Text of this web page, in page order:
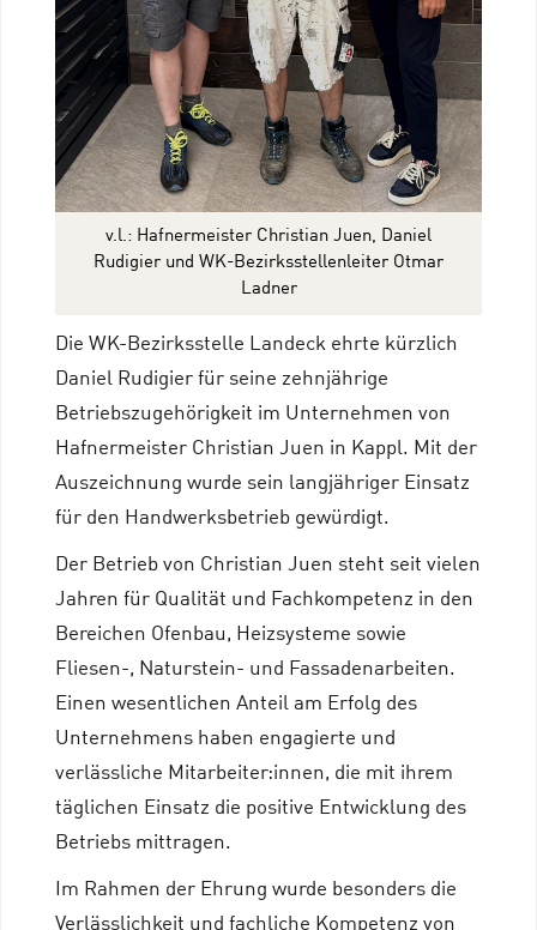
v.l.: Hafnermeister Christian Juen, Daniel
Rudigier und WK-Bezirksstellenleiter Otmar
Ladner
Die WK-Bezirksstelle Landeck ehrte kürzlich
Daniel Rudigier für seine zehnjährige
Betriebszugehörigkeit im Unternehmen von
Hafnermeister Christian Juen in Kappl. Mit der
Auszeichnung wurde sein langjähriger Einsatz
für den Handwerksbetrieb gewürdigt.
Der Betrieb von Christian Juen steht seit vielen
Jahren für Qualität und Fachkompetenz in den
Bereichen Ofenbau, Heizsysteme sowie
Fliesen-, Naturstein- und Fassadenarbeiten.
Einen wesentlichen Anteil am Erfolg des
Unternehmens haben engagierte und
verlässliche Mitarbeiter:innen, die mit ihrem
täglichen Einsatz die positive Entwicklung des
Betriebs mittragen.
Im Rahmen der Ehrung wurde besonders die
Verlässlichkeit und fachliche Kompetenz von